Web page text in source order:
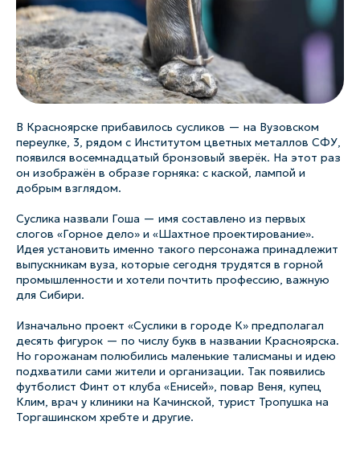
В Красноярске прибавилось сусликов — на Вузовском
переулке, 3, рядом с Институтом цветных металлов СФУ,
появился восемнадцатый бронзовый зверёк. На этот раз
он изображён в образе горняка: с каской, лампой и
добрым взглядом.
Суслика назвали Гоша — имя составлено из первых
слогов «Горное дело» и «Шахтное проектирование».
Идея установить именно такого персонажа принадлежит
выпускникам вуза, которые сегодня трудятся в горной
промышленности и хотели почтить профессию, важную
для Сибири.
Изначально проект «Суслики в городе К» предполагал
десять фигурок — по числу букв в названии Красноярска.
Но горожанам полюбились маленькие талисманы и идею
подхватили сами жители и организации. Так появились
футболист Финт от клуба «Енисей», повар Веня, купец
Клим, врач у клиники на Качинской, турист Тропушка на
Торгашинском хребте и другие.